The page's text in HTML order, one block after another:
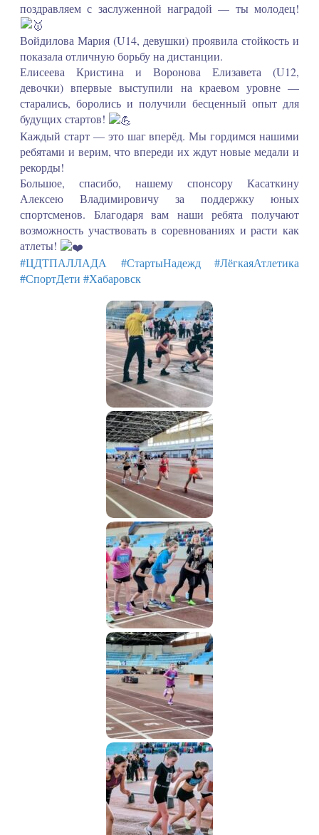
поздравляем с заслуженной наградой — ты молодец!
Войдилова Мария (U14, девушки) проявила стойкость и
показала отличную борьбу на дистанции.
Елисеева Кристина и Воронова Елизавета (U12,
девочки) впервые выступили на краевом уровне —
старались, боролись и получили бесценный опыт для
будущих стартов!
Каждый старт — это шаг вперёд. Мы гордимся нашими
ребятами и верим, что впереди их ждут новые медали и
рекорды!
Большое, спасибо, нашему спонсору Касаткину
Алексею Владимировичу за поддержку юных
спортсменов. Благодаря вам наши ребята получают
возможность участвовать в соревнованиях и расти как
атлеты!
#ЦДТПАЛЛАДА
#СтартыНадежд
#ЛёгкаяАтлетика
#СпортДети #Хабаровск